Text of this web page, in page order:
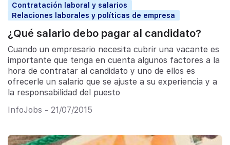
Contratación laboral y salarios
Relaciones laborales y políticas de empresa
¿Qué salario debo pagar al candidato?
Cuando un empresario necesita cubrir una vacante es
importante que tenga en cuenta algunos factores a la
hora de contratar al candidato y uno de ellos es
ofrecerle un salario que se ajuste a su experiencia y a
la responsabilidad del puesto
InfoJobs - 21/07/2015